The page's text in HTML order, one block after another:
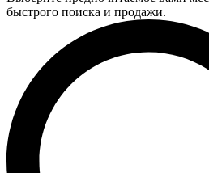
быстрого поиска и продажи.